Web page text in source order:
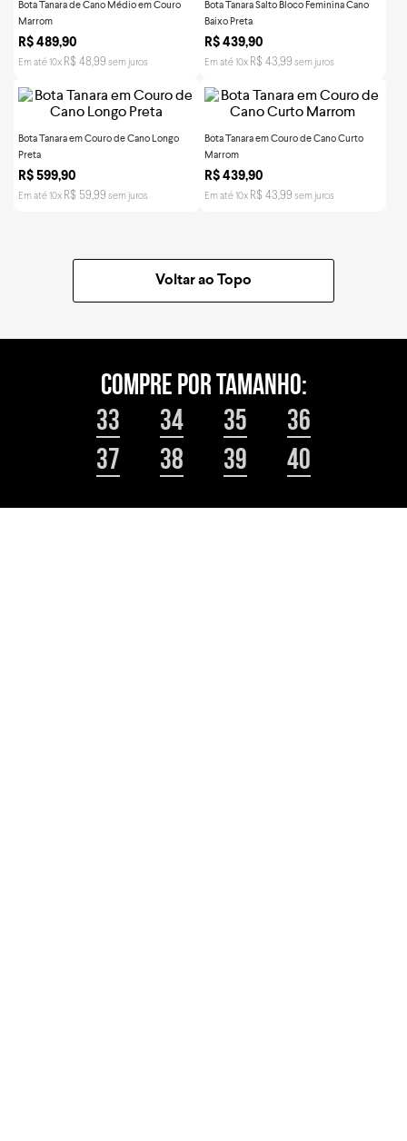
Bota Tanara de Cano Médio em Couro
Marrom
R$ 489,90
Em até 10x R$ 48,99 sem juros
Bota Tanara Salto Bloco Feminina Cano
Baixo Preta
R$ 439,90
Em até 10x R$ 43,99 sem juros
Bota Tanara em Couro de Cano Longo
Preta
R$ 599,90
Em até 10x R$ 59,99 sem juros
Bota Tanara em Couro de Cano Curto
Marrom
R$ 439,90
Em até 10x R$ 43,99 sem juros
Voltar ao Topo
33 34 35
36
37
38 39 40